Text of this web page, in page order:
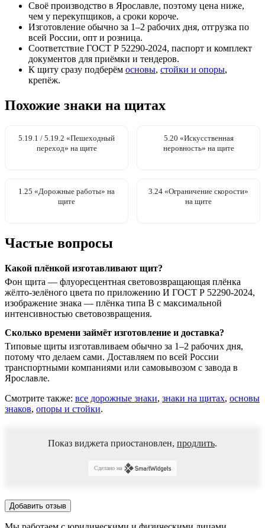
Своё производство в Ярославле, поэтому цена ниже,
чем у перекупщиков, а сроки короче.
Изготовление обычно за 1–2 рабочих дня, отгрузка по
всей России, опт и розница.
Соответствие ГОСТ Р 52290-2024, паспорт и комплект
документов для приёмки и тендеров.
К щиту сразу подберём основы, стойки и опоры,
крепёж.
Похожие знаки на щитах
5.19.1 / 5.19.2 «Пешеходный
переход» на щите
5.20 «Искусственная
неровность» на щите
1.25 «Дорожные работы» на
щите
3.24 «Ограничение скорости»
на щите
Частые вопросы
Какой плёнкой изготавливают щит?
Фон щита — флуоресцентная световозвращающая плёнка
жёлто-зелёного цвета по приложению И ГОСТ Р 52290-2024,
изображение знака — плёнка типа В с максимальной
интенсивностью световозвращения.
Сколько времени займёт изготовление и доставка?
Типовые щиты изготавливаем обычно за 1–2 рабочих дня,
потому что делаем сами. Доставляем по всей России
транспортными компаниями или самовывозом с завода в
Ярославле.
Смотрите также: все дорожные знаки, знаки на щитах, основы
знаков, опоры и стойки.
Показ виджета приостановлен, продлить.
Сделано на
Добавить отзыв